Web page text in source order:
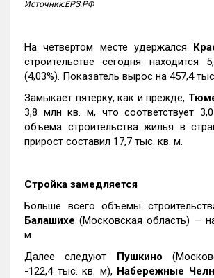
Источник:ЕРЗ.РФ
На четвертом месте удержался
строительстве сегодня
(4,03%). Показатель вырос на 457,4
Замыкает пятерку, как и прежде,
3,8 млн кв. м, что соответствует
объема строительства жилья в
прирост составил 17,7 тыс. кв. м.
Стройка замедляется
Больше всего объемы
Балашихе (Московская область) —
м.
Далее следуют Пушкино
-122,4 тыс. кв. м), Набережные